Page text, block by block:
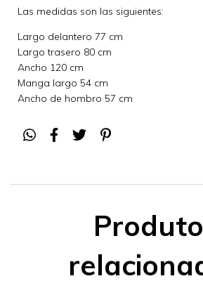
Las medidas son las siguientes:
Largo delantero 77 cm
Largo trasero 80 cm
Ancho 120 cm
Manga largo 54 cm
Ancho de hombro 57 cm